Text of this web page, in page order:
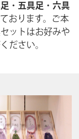
・ 五具足 ・ 六具
おります。ご本
ットはお好みや
ださい。